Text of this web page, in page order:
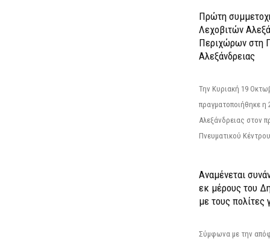
Πρώτη
Λεχοβιτών
Περιχώρων στη
Αλεξάνδρειας
Την Κυριακή 19
πραγματοποιήθηκε η
Αλεξάνδρειας στον
Πνευματικού
Αναμένεται
εκ μέρους του
με τους πολίτες
Σύμφωνα με την